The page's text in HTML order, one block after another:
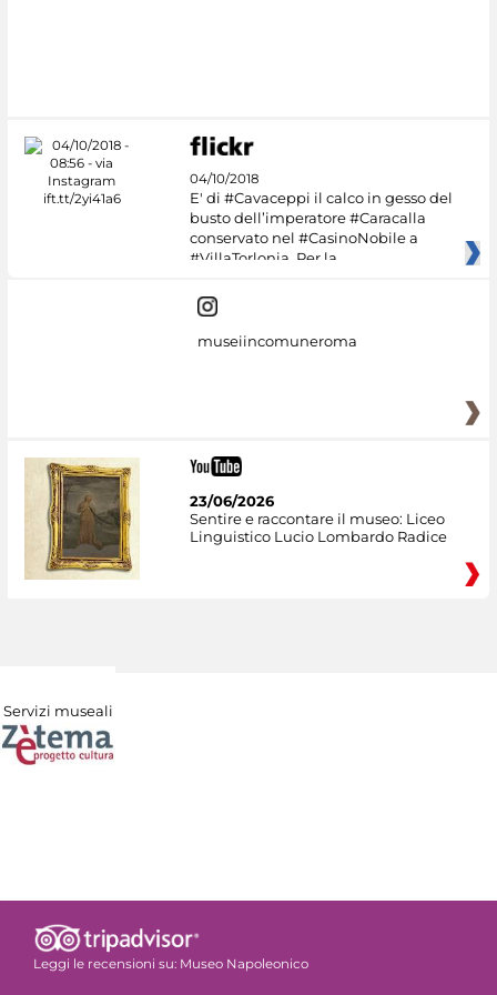
04/10/2018
E' di #Cavaceppi il calco in gesso del
busto dell’imperatore #Caracalla
conservato nel #CasinoNobile a
#VillaTorlonia. Per la
museiincomuneroma
23/06/2026
Sentire e raccontare il museo: Liceo
Linguistico Lucio Lombardo Radice
Servizi museali
Leggi le recensioni su: Museo Napoleonico